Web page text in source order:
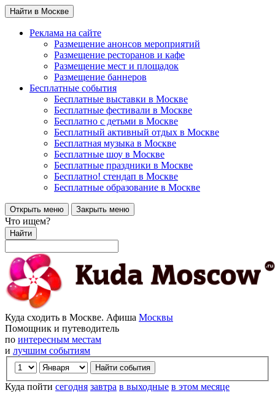
Найти в Москве
Реклама на сайте
Размещение анонсов мероприятий
Размещение ресторанов и кафе
Размещение мест и площадок
Размещение баннеров
Бесплатные события
Бесплатные выставки в Москве
Бесплатные фестивали в Москве
Бесплатно с детьми в Москве
Бесплатный активный отдых в Москве
Бесплатная музыка в Москве
Бесплатные шоу в Москве
Бесплатные праздники в Москве
Бесплатно! стендап в Москве
Бесплатные образование в Москве
Открыть меню Закрыть меню
Что ищем?
Найти
Куда сходить в Москве. Афиша Москвы
Помощник и путеводитель
по интересным местам
и лучшим событиям
Куда пойти сегодня завтра в выходные в этом месяце